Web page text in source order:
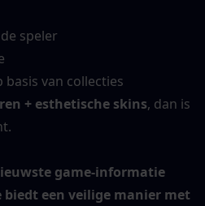
speler
van collecties
+ esthetische skins, dan is
game-informatie
biedt een veilige manier met